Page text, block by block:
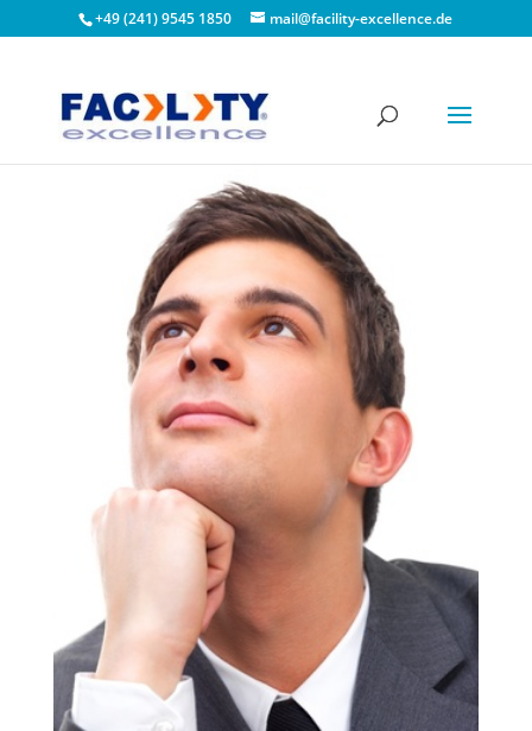
+49 (241) 9545 1850 mail@facility-excellence.de